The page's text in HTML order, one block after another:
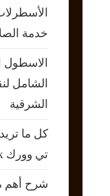
خدمة
الاسطول
الشامل
الشرقية
كل ما
تي وورك ChatGPT Work
شرح أهم